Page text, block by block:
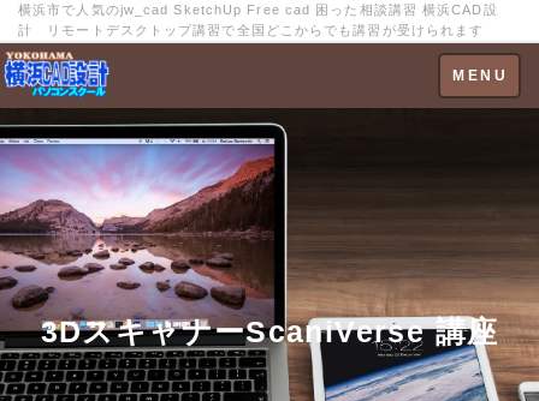
横浜市で人気のjw_cad SketchUp Free cad 困った相談講習 横浜CAD設
計 リモートデスクトップ講習で全国どこからでも講習が受けられます
Toggle
navigation
MENU
3DスキャナーScaniVerse 講座